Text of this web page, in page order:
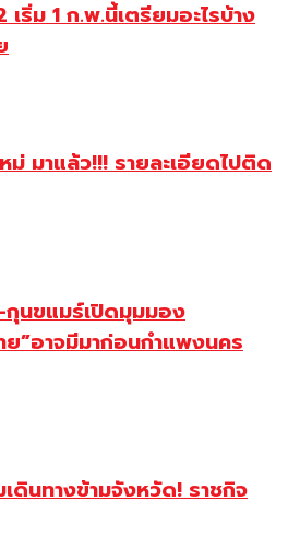
ริ่ม 1 ก.พ.นี้เตรียมอะไรบ้าง
ม่ มาแล้ว!!! รายละเอียดไปติด
กุนขแมร์เปิดมุมมอง
ย”อาจมีมาก่อนกำแพงนคร
ดินทางข้ามจังหวัด! ราชกิจ